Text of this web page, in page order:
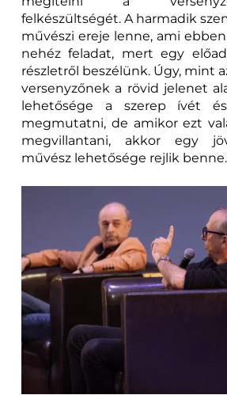
felkészültségét. A harmadik
művészi ereje lenne, ami
nehéz feladat, mert egy
részletről beszélünk. Úgy, mint
versenyzőnek a rövid jelenet
lehetősége a szerep ívét
megmutatni, de amikor ezt
megvillantani, akkor egy
művész lehetősége rejlik benne.